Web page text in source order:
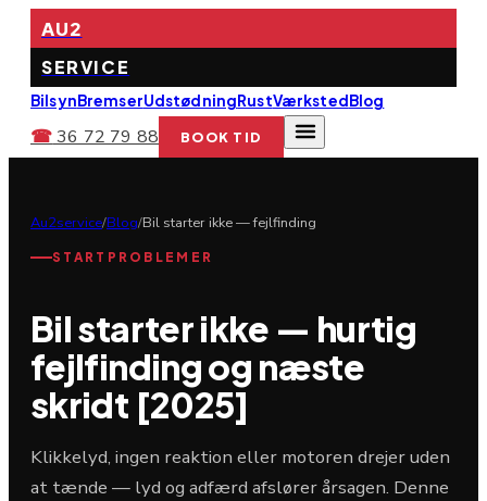
AU2
SERVICE
BilsynBremserUdstødningRustVærkstedBlog
☎36 72 79 88 BOOK TID
Au2service/Blog/Bil starter ikke — fejlfinding
STARTPROBLEMER
Bil starter ikke — hurtig
fejlfinding og næste
skridt [2025]
Klikkelyd, ingen reaktion eller motoren drejer uden
at tænde — lyd og adfærd afslører årsagen. Denne